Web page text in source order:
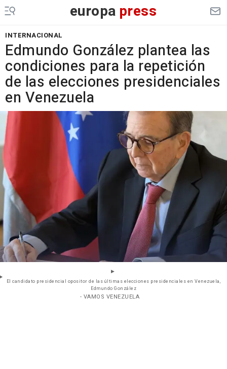
europa press
INTERNACIONAL
Edmundo González plantea las
condiciones para la repetición
de las elecciones presidenciales
en Venezuela
El candidato presidencial opositor de las últimas elecciones presidenciales en Venezuela,
Edmundo González
- VAMOS VENEZUELA